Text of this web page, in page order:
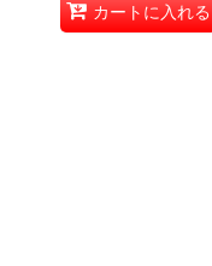
カートに入れる